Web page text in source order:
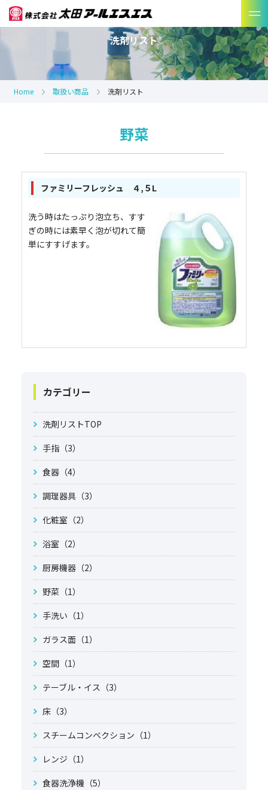
洗剤リスト
Home 取扱い商品 洗剤リスト
野菜
ファミリーフレッシュ ４,５L
洗う時はたっぷり泡立ち、すす
ぎの時には素早く泡が切れて簡
単にすすげます。
カテゴリー
洗剤リストTOP
手指（3）
食器（4）
調理器具（3）
化粧室（2）
浴室（2）
厨房機器（2）
野菜（1）
手洗い（1）
ガラス面（1）
空間（1）
テーブル・イス（3）
床（3）
スチームコンベクション（1）
レンジ（1）
食器洗浄機（5）